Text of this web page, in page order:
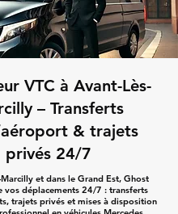
VTC à Avant-Lès-
– Transferts
& trajets
privés 24/7
et dans le Grand Est, Ghost
vos déplacements 24/7 : transferts
trajets privés et mises à disposition